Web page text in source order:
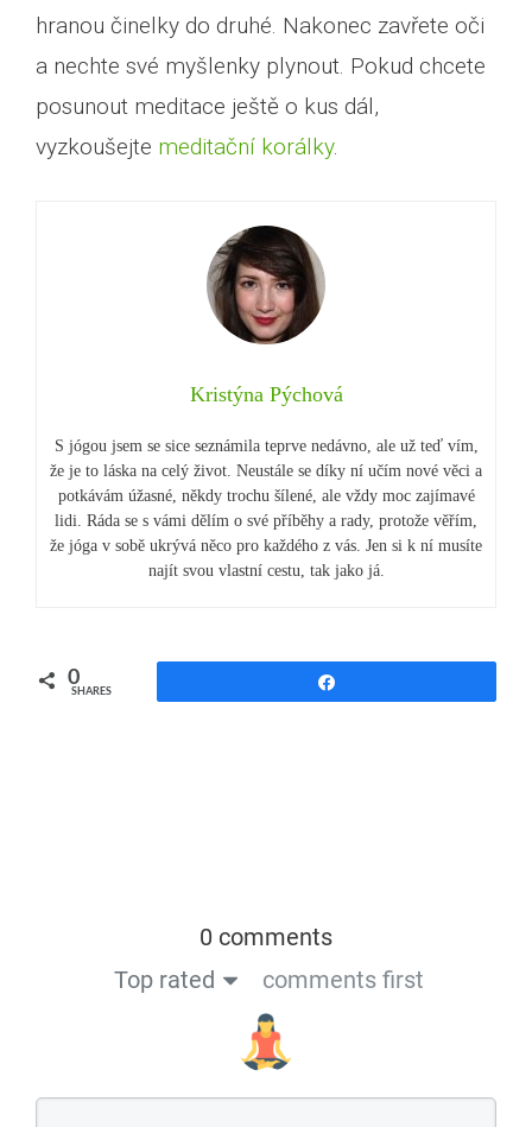
hranou činelky do druhé. Nakonec zavřete oči
a nechte své myšlenky plynout. Pokud chcete
posunout meditace ještě o kus dál,
vyzkoušejte meditační korálky.
Kristýna Pýchová
S jógou jsem se sice seznámila teprve nedávno, ale už teď vím,
že je to láska na celý život. Neustále se díky ní učím nové věci a
potkávám úžasné, někdy trochu šílené, ale vždy moc zajímavé
lidi. Ráda se s vámi dělím o své příběhy a rady, protože věřím,
že jóga v sobě ukrývá něco pro každého z vás. Jen si k ní musíte
najít svou vlastní cestu, tak jako já.
0
SHARES
0 comments
Top rated
comments first